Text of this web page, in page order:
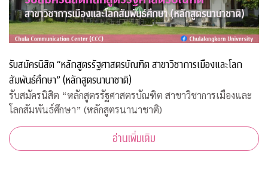
รับสมัครนิสิต “หลักสูตรรัฐศาสตรบัณฑิต สาขาวิชาการเมืองและโลก
สัมพันธ์ศึกษา” (หลักสูตรนานาชาติ)
รับสมัครนิสิต “หลักสูตรรัฐศาสตรบัณฑิต สาขาวิชาการเมืองและ
โลกสัมพันธ์ศึกษา” (หลักสูตรนานาชาติ)
อ่านเพิ่มเติม